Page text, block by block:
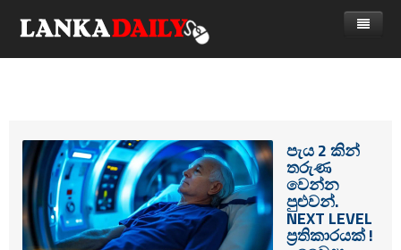
පැය 2 කින්
තරුණ
වෙන්න
පුළුවන්.
NEXT LEVEL
ප්‍රතිකාරයක් !
විදෙස්
ක්‍රීඩා
කලා
Gossip
විමසීම්
Advertise with us